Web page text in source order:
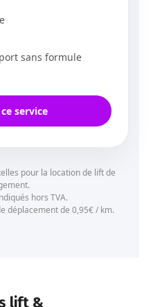
sans formule
service
pour la location de lift de
hors TVA.
déplacement de 0,95€ / km.
lift &